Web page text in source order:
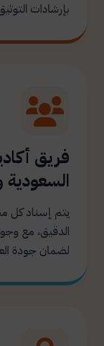
بإرشادات
فريق
السعودية
يتم إسناد كل
الدقيق، مع
لضمان جودة